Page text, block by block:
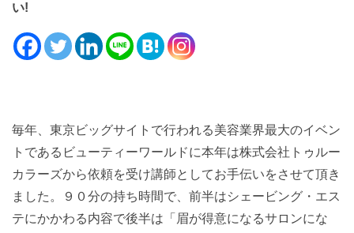
い!
毎年、 東京ビッグサイトで行われる美容業界最大のイベン
トであるビューティーワールドに本年は株式会社トゥルー
カラーズから依頼を受け講師としてお手伝いをさせて頂き
ました。９０分の持ち時間で、 前半はシェービング・エス
テにかかわる内容で後半は「 眉が得意になるサロンにな